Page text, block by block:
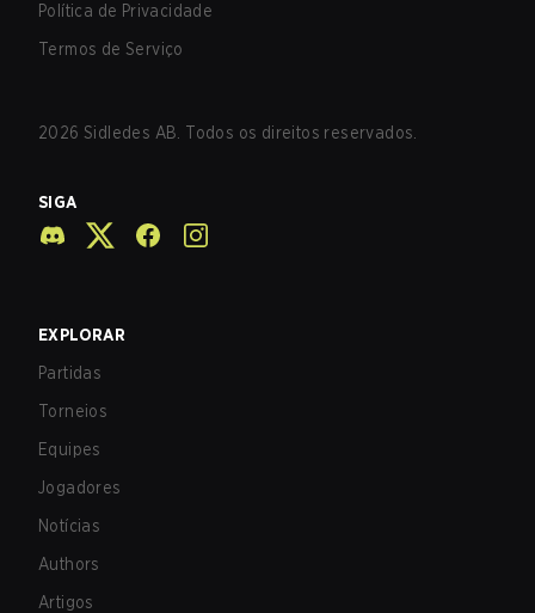
Política de Privacidade
Termos de Serviço
2026 Sidledes AB. Todos os direitos reservados.
SIGA
EXPLORAR
Partidas
Torneios
Equipes
Jogadores
Notícias
Authors
Artigos